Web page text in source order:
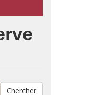
Chercher